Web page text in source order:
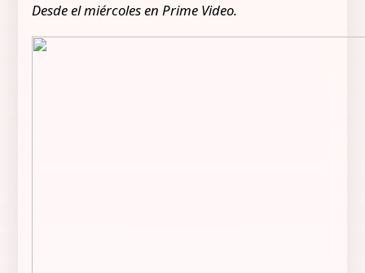
Desde el miércoles en Prime Video.